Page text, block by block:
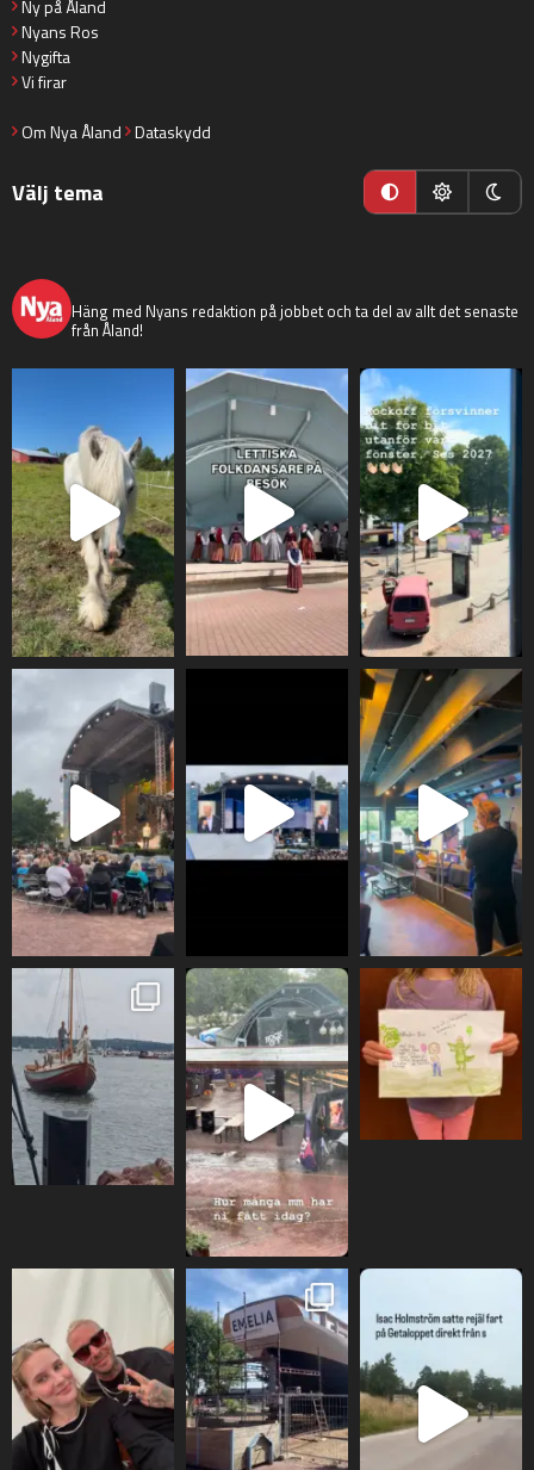
Ny på Åland
Nyans Ros
Nygifta
Vi firar
Om Nya Åland Dataskydd
Välj tema
Häng med Nyans redaktion på jobbet och ta del av allt det senaste
från Åland!